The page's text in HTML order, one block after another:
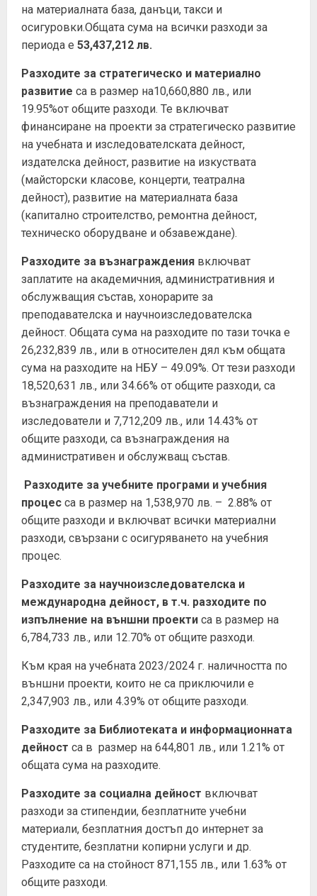
на материалната база, данъци, такси и
осигуровки.Общата сума на всички разходи за
периода е 53,437,212 лв.
Разходите за стратегическо и материално
развитие са в размер на10,660,880 лв., или
19.95%от общите разходи. Те включват
финансиране на проекти за стратегическо развитие
на учебната и изследователската дейност,
издателска дейност, развитие на изкуствата
(майсторски класове, концерти, театрална
дейност), развитие на материалната база
(капитално строителство, ремонтна дейност,
техническо оборудване и обзавеждане).
Разходите за възнаграждения включват
заплатите на академичния, административния и
обслужващия състав, хонорарите за
преподавателска и научноизследователска
дейност. Общата сума на разходите по тази точка е
26,232,839 лв., или в относителен дял към общата
сума на разходите на НБУ – 49.09%. От тези разходи
18,520,631 лв., или 34.66% от общите разходи, са
възнаграждения на преподаватели и
изследователи и 7,712,209 лв., или 14.43% от
общите разходи, са възнаграждения на
административен и обслужващ състав.
Разходите за учебните програми и учебния
процес са в размер на 1,538,970 лв. – 2.88% от
общите разходи и включват всички материални
разходи, свързани с осигуряването на учебния
процес.
Разходите за научноизследователска и
международна дейност, в т.ч. разходите по
изпълнение на външни проекти са в размер на
6,784,733 лв., или 12.70% от общите разходи.
Към края на учебната 2023/2024 г. наличността по
външни проекти, които не са приключили е
2,347,903 лв., или 4.39% от общите разходи.
Разходите за Библиотеката и информационната
дейност са в размер на 644,801 лв., или 1.21% от
общата сума на разходите.
Разходите за социална дейност включват
разходи за стипендии, безплатните учебни
материали, безплатния достъп до интернет за
студентите, безплатни копирни услуги и др.
Разходите са на стойност 871,155 лв., или 1.63% от
общите разходи.